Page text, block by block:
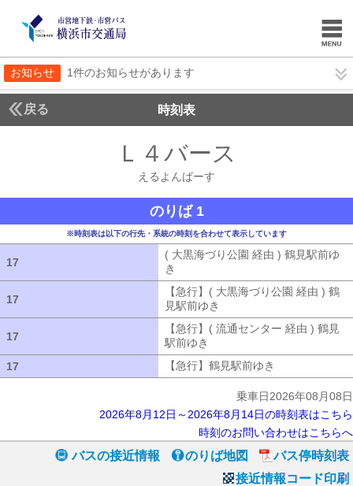
お知らせ 1件のお知らせがあります
戻る 時刻表
Ｌ４バース
えるよんばーす
のりば 1
※時刻表は以下の行先・系統の時刻を合わせて表示しています
17
( 大黒海づり公園 経由 ) 鶴見駅前ゆ
き
17
【急行】( 大黒海づり公園 経由 ) 鶴
見駅前ゆき
17
【急行】( 流通センター 経由 ) 鶴見
駅前ゆき
17
【急行】鶴見駅前ゆき
乗車日2026年08月08日
2026年8月12日～2026年8月14日の時刻表はこちら
時刻のお問い合わせはこちらへ
バスの接近情報 のりば地図
バス停時刻表
接近情報コード印刷